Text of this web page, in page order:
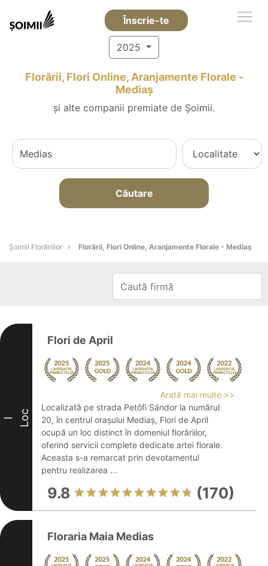
Înscrie-te
2025
Florării, Flori Online, Aranjamente Florale -
Mediaş
și alte companii premiate de Șoimii.
Căutare
Șoimii Florăriilor Florării, Flori Online, Aranjamente Florale - Mediaş
I Loc
Flori de April
Arată mai multe >>
Localizată pe strada Petőfi Sándor la numărul
20, în centrul orașului Mediaș, Flori de April
ocupă un loc distinct în domeniul florăriilor,
oferind servicii complete dedicate artei florale.
Aceasta s-a remarcat prin devotamentul
pentru realizarea ...
9.8 (170)
Floraria Maia Medias